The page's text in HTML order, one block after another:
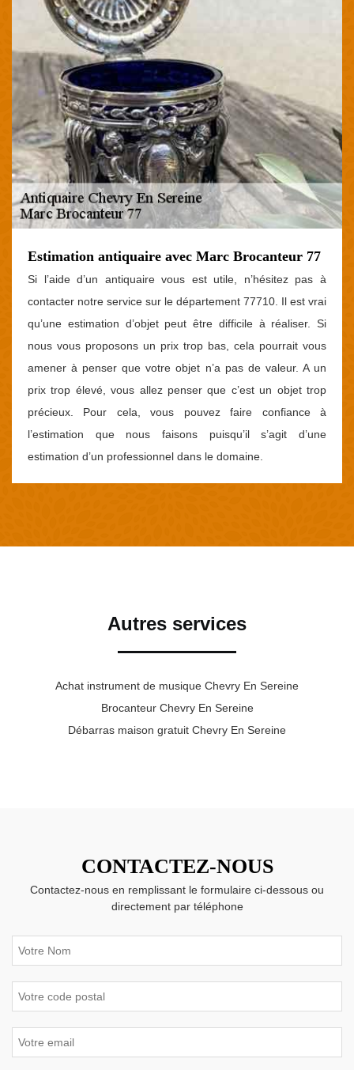
Estimation antiquaire avec Marc Brocanteur 77
Si l’aide d’un antiquaire vous est utile, n’hésitez pas à
contacter notre service sur le département 77710. Il est vrai
qu’une estimation d’objet peut être difficile à réaliser. Si
nous vous proposons un prix trop bas, cela pourrait vous
amener à penser que votre objet n’a pas de valeur. A un
prix trop élevé, vous allez penser que c’est un objet trop
précieux. Pour cela, vous pouvez faire confiance à
l’estimation que nous faisons puisqu’il s’agit d’une
estimation d’un professionnel dans le domaine.
Autres services
Achat instrument de musique Chevry En Sereine
Brocanteur Chevry En Sereine
Débarras maison gratuit Chevry En Sereine
CONTACTEZ-NOUS
Contactez-nous en remplissant le formulaire ci-dessous ou
directement par téléphone